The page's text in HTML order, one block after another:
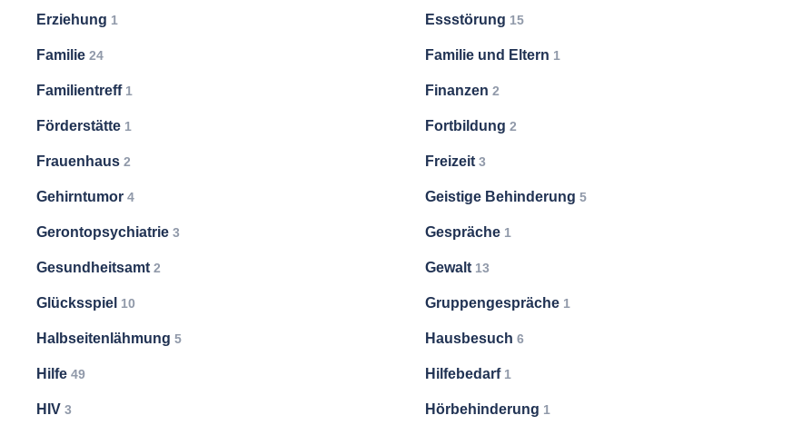
Erziehung 1 Essstörung 15
Familie 24 Familie und Eltern 1
Familientreff 1 Finanzen 2
Förderstätte 1 Fortbildung 2
Frauenhaus 2 Freizeit 3
Gehirntumor 4 Geistige Behinderung 5
Gerontopsychiatrie 3 Gespräche 1
Gesundheitsamt 2 Gewalt 13
Glücksspiel 10 Gruppengespräche 1
Halbseitenlähmung 5 Hausbesuch 6
Hilfe 49 Hilfebedarf 1
HIV 3 Hörbehinderung 1